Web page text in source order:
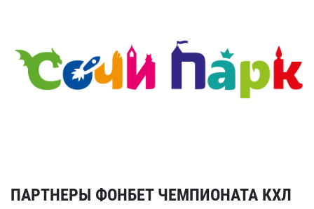
ПАРТНЕРЫ ФОНБЕТ ЧЕМПИОНАТА КХЛ